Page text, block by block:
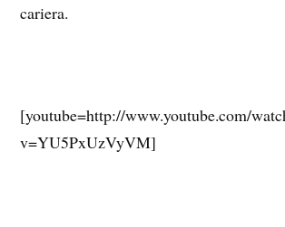
cariera.
[youtube=http://www.youtube.com/
v=YU5PxUzVyVM]